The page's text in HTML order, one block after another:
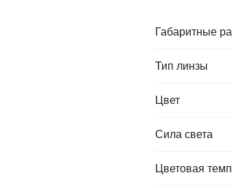
Габаритные
Тип линзы
Цвет
Сила света
Цветовая